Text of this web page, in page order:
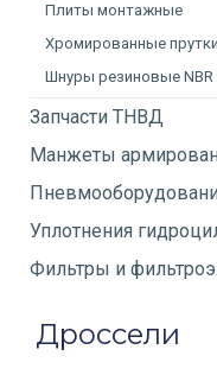
Плиты монтажные
Хромированные
Шнуры резиновые NBR
Запчасти ТНВД
Манжеты
Уплотнения
Фильтры и
Дроссели